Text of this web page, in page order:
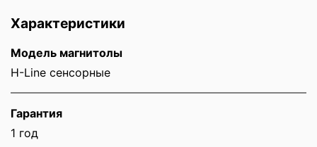
Характеристики
Модель магнитолы
H-Line сенсорные
Гарантия
1 год